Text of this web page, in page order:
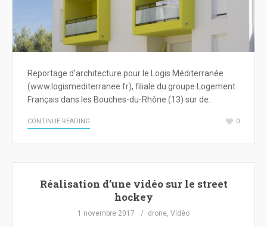
Reportage d’architecture pour le Logis Méditerranée
(www.logismediterranee.fr), filiale du groupe Logement
Français dans les Bouches-du-Rhône (13) sur de.
CONTINUE READING 0
Réalisation d’une vidéo sur le street
hockey
1 novembre 2017 drone, Vidéo